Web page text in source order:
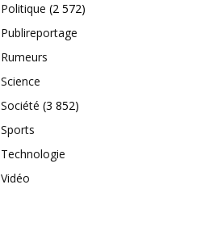
Politique (2 572)
Publireportage
Rumeurs
Science
Société (3 852)
Sports
Technologie
Vidéo